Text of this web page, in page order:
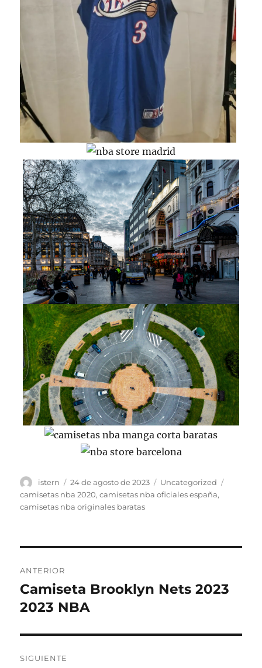
Autor
istern
Publicado
el
24 de agosto de 2023 Categorías
Uncategorized
camisetas nba 2020,camisetas nba oficiales españa,
camisetas nba originales baratas
de
entradas
ANTERIOR
Entrada
anterior:
Camiseta Brooklyn Nets 2023
2023 NBA
SIGUIENTE